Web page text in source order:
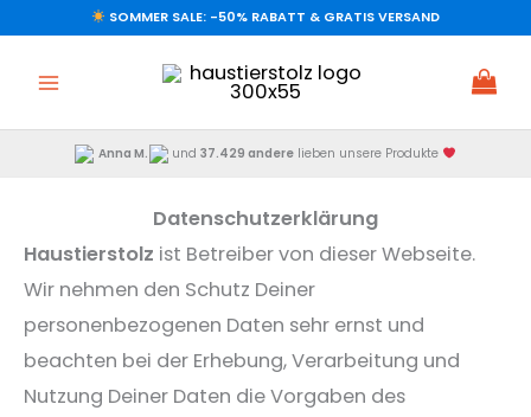
springen
SOMMER SALE: -50% RABATT & GRATIS VERSAND
Anna M. und37.429 andere lieben unsere Produkte
Datenschutzerklärung
Haustierstolz ist Betreiber von dieser Webseite.
Wir nehmen den Schutz Deiner
personenbezogenen Daten sehr ernst und
beachten bei der Erhebung, Verarbeitung und
Nutzung Deiner Daten die Vorgaben des